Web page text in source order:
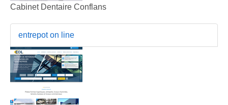
Cabinet Dentaire Conflans
entrepot on line